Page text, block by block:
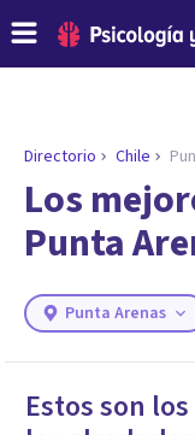
ENCONTRAR MI
¿Necesitas
psicólogo
Responde a
necesidades.
Directorio Chile
Los
Punta
Punta Arenas
Estos son